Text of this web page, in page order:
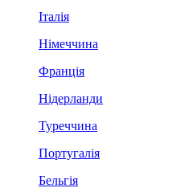
Італія
Німеччина
Франція
Нідерланди
Туреччина
Португалія
Бельгія